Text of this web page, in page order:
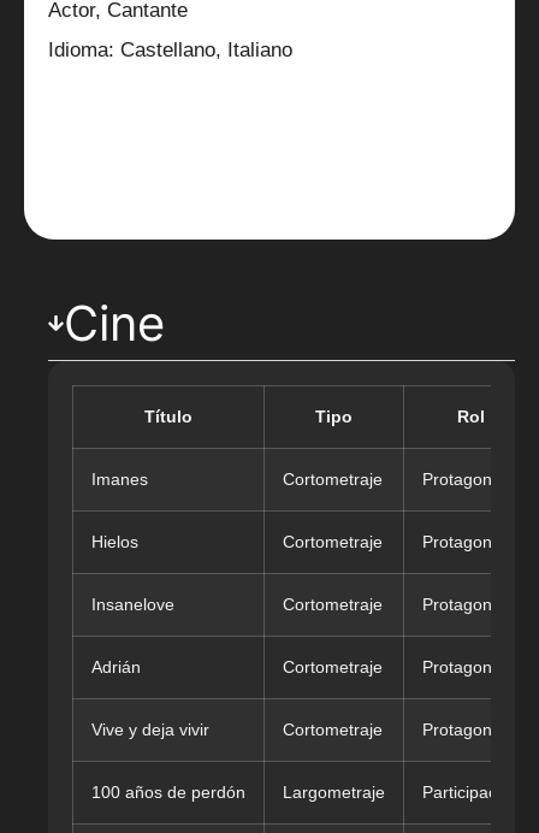
Actor, Cantante
Idioma: Castellano, Italiano
Cine
Título Tipo Rol
Imanes Cortometraje Protagonista
Hielos Cortometraje Protagonista
Insanelove Cortometraje Protagonista
Adrián Cortometraje Protagonista
Vive y deja vivir Cortometraje Protagonista
100 años de perdón Largometraje Participación